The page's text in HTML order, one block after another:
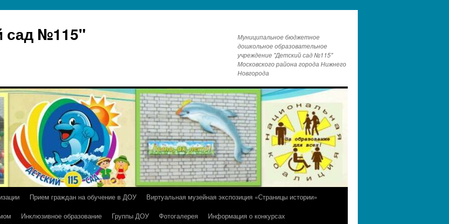
сад №115"
Муниципальное бюджетное
дошкольное образовательное
учреждение "Детский сад №115"
Московского района города Нижнего
Новгорода
Прием граждан на обучение в ДОУ
Виртуальная музейная экспозиция «Страницы истории»
Инклюзивное образование Группы ДОУ Фотогалерея
Информация о конкурсах